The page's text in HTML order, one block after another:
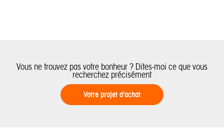
Vous ne trouvez pas votre bonheur ? Dites-moi ce que vous
recherchez précisément
Votre projet d'achat